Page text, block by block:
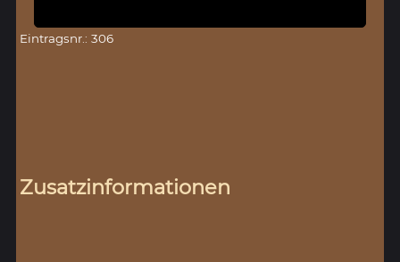
Eintragsnr.: 306
Zusatzinformationen